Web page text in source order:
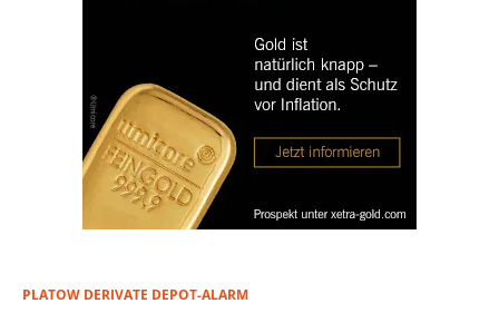
PLATOW DERIVATE DEPOT-ALARM